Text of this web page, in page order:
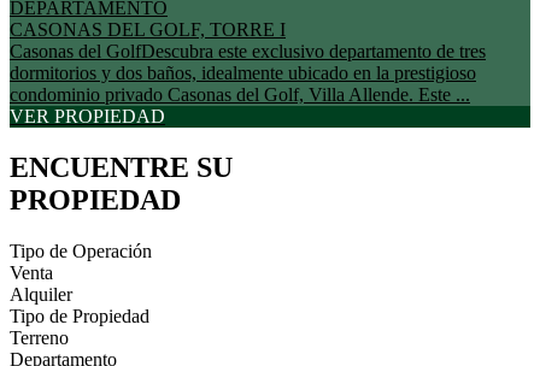
DEPARTAMENTO
CASONAS DEL GOLF, TORRE I
Casonas del GolfDescubra este exclusivo departamento de tres
dormitorios y dos baños, idealmente ubicado en la prestigioso
condominio privado Casonas del Golf, Villa Allende. Este ...
VER PROPIEDAD
ENCUENTRE SU
PROPIEDAD
Tipo de Operación
Venta
Alquiler
Tipo de Propiedad
Terreno
Departamento